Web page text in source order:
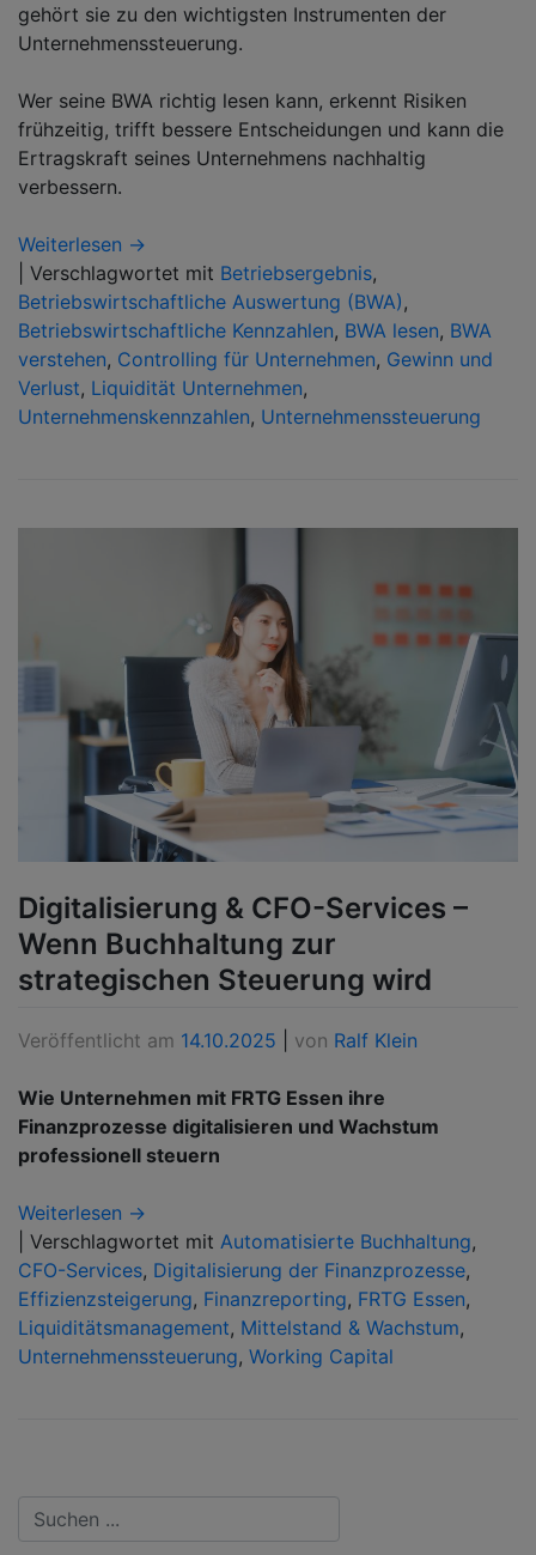
gehört sie zu den wichtigsten Instrumenten der
Unternehmenssteuerung.
Wer seine BWA richtig lesen kann, erkennt Risiken
frühzeitig, trifft bessere Entscheidungen und kann die
Ertragskraft seines Unternehmens nachhaltig
verbessern.
Weiterlesen →
Verschlagwortet mit Betriebsergebnis,
Betriebswirtschaftliche Auswertung (BWA) ,
Betriebswirtschaftliche Kennzahlen, BWA lesen, BWA
verstehen, Controlling für Unternehmen, Gewinn und
Verlust, Liquidität Unternehmen,
Unternehmenskennzahlen, Unternehmenssteuerung
Digitalisierung & CFO-Services –
Wenn Buchhaltung zur
strategischen Steuerung wird
Veröffentlicht am 14.10.2025 von Ralf Klein
Wie Unternehmen mit FRTG Essen ihre
Finanzprozesse digitalisieren und Wachstum
professionell steuern
Weiterlesen →
Verschlagwortet mit Automatisierte Buchhaltung,
CFO-Services, Digitalisierung der Finanzprozesse,
Effizienzsteigerung, Finanzreporting, FRTG Essen,
Liquiditätsmanagement, Mittelstand & Wachstum,
Unternehmenssteuerung, Working Capital